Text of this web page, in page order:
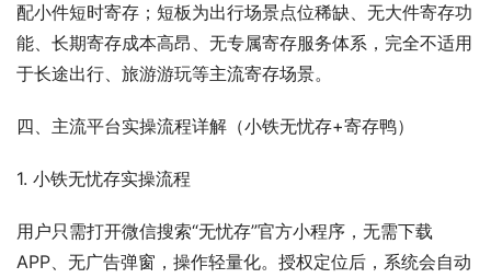
配小件短时寄存；短板为出行场景点位稀缺、无大件寄存功
能、长期寄存成本高昂、无专属寄存服务体系，完全不适用
于长途出行、旅游游玩等主流寄存场景。
四、主流平台实操流程详解（小铁无忧存+寄存鸭）
1. 小铁无忧存实操流程
用户只需打开微信搜索“无忧存”官方小程序，无需下载
APP、无广告弹窗，操作轻量化。授权定位后，系统会自动